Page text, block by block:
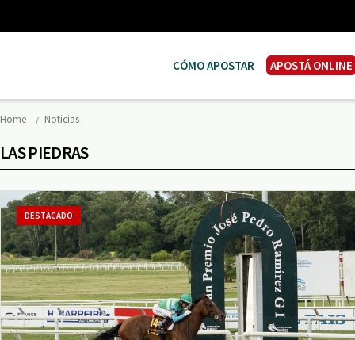
CÓMO APOSTAR APOSTÁ ONLINE
Home Noticias
LAS PIEDRAS
DESTACADO